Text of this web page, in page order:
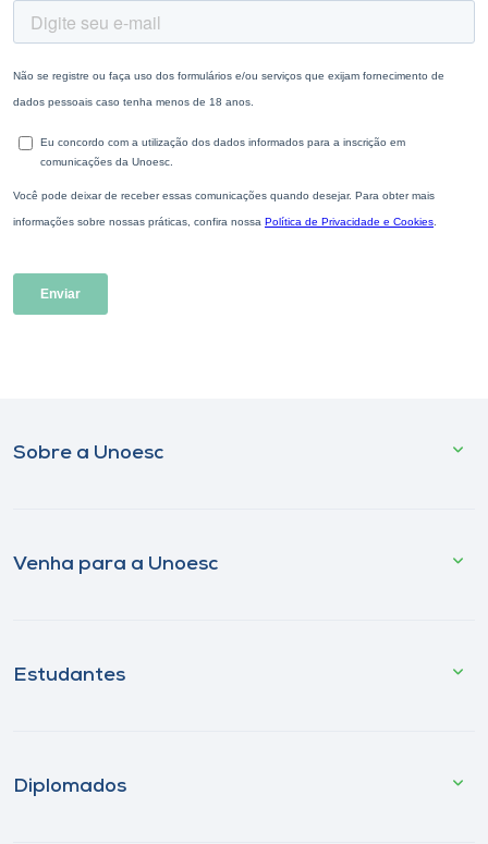
Sobre a Unoesc
Venha para a Unoesc
Estudantes
Diplomados